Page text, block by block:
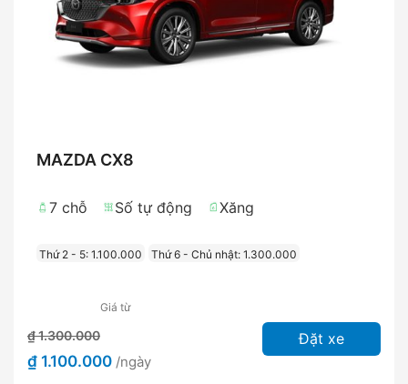
MAZDA CX8
7 chỗ Số tự động Xăng
Thứ 2 - 5: 1.100.000 Thứ 6 - Chủ nhật: 1.300.000
Giá từ
₫ 1.300.000
₫ 1.100.000 /ngày
Đặt xe